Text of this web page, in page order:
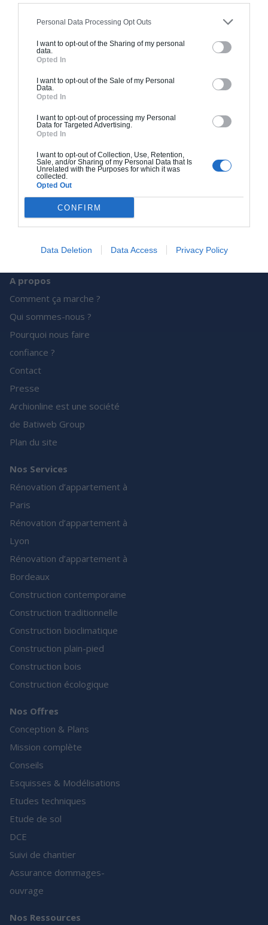
Personal Data Processing Opt Outs
I want to opt-out of the Sharing of my personal
data.
Opted In
I want to opt-out of the Sale of my Personal
Data.
Opted In
I want to opt-out of processing my Personal
Data for Targeted Advertising.
Opted In
I want to opt-out of Collection, Use, Retention,
Sale, and/or Sharing of my Personal Data that Is
Unrelated with the Purposes for which it was
collected.
Opted Out
CONFIRM
Data Deletion Data Access Privacy Policy
PRÊT À DÉMARRER VOTRE PROJET
Programmez vite une analyse gratuite
Faites les bons choix techniques et conceptuels, dès le
départ, trouvez les meilleurs architectes et artisans
au bon prix pour vos besoins et obtenez une
estimation rapide du budget et des délais de
réalisation de vos travaux.
Obtenir un Devis Rapidement
A propos
Comment ça marche ?
Qui sommes-nous ?
Pourquoi nous faire
confiance ?
Contact
Presse
Archionline est une société
de Batiweb Group
Plan du site
Nos Services
Rénovation d’appartement à
Paris
Rénovation d’appartement à
Lyon
Rénovation d’appartement à
Bordeaux
Construction contemporaine
Construction traditionnelle
Construction bioclimatique
Construction plain-pied
Construction bois
Construction écologique
Nos Offres
Conception & Plans
Mission complète
Conseils
Esquisses & Modélisations
Etudes techniques
Etude de sol
DCE
Suivi de chantier
Assurance dommages-
ouvrage
Nos Ressources